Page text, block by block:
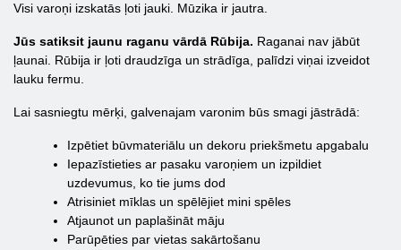
Visi varoņi izskatās ļoti jauki. Mūzika ir jautra.
Jūs satiksit jaunu raganu vārdā Rūbija. Raganai nav jābūt
ļaunai. Rūbija ir ļoti draudzīga un strādīga, palīdzi viņai izveidot
lauku fermu.
Lai sasniegtu mērķi, galvenajam varonim būs smagi jāstrādā:
Izpētiet būvmateriālu un dekoru priekšmetu apgabalu
Iepazīstieties ar pasaku varoņiem un izpildiet
uzdevumus, ko tie jums dod
Atrisiniet mīklas un spēlējiet mini spēles
Atjaunot un paplašināt māju
Parūpēties par vietas sakārtošanu